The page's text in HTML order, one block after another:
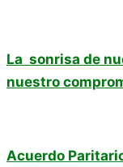
La sonrisa de
nuestro
Acuerdo